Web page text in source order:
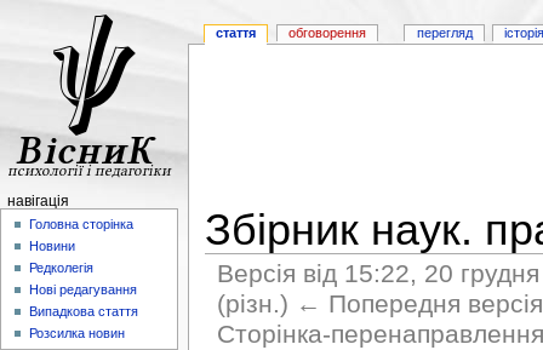
Збірник наук.
Версія від 15:22, 20
(різн.) ← Попередня
Сторінка-
стаття обговорення перегляд
навігація
Головна сторінка
Новини
Редколегія
Нові редагування
Випадкова стаття
Розсилка новин